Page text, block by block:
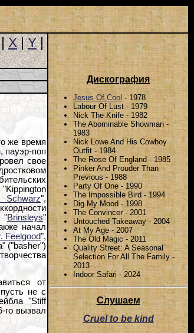
X|Y|
Дискография
Jesus Of Cool - 1978
Labour Of Lust - 1979
Nick The Knife - 1982
The Abominable Showman -
1983
Nick Lowe And His Cowboy
Outfit - 1984
The Rose Of England - 1985
Pinker And Prouder Than
Previous - 1988
Party Of One - 1990
The Impossible Bird - 1994
Dig My Mood - 1998
The Convincer - 2001
Untouched Takeaway - 2004
At My Age - 2007
The Old Magic - 2011
Quality Street: A Seasonal
Selection For All The Family -
2013
Indoor Safari - 2024
Слушаем
Cruel to be kind
же время
пауэр-поп
свое
Schwarz",
"Brinsleys"
начал
Feelgood",
("basher")
от
не с
"Stiff
го вызвал